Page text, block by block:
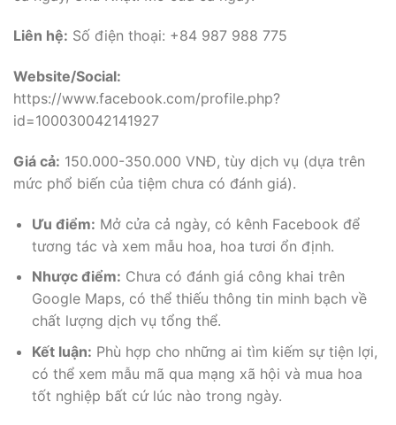
Liên hệ: Số điện thoại: +84 987 988 775
Website/Social:
https://www.facebook.com/profile.php?
id=100030042141927
Giá cả: 150.000-350.000 VNĐ, tùy dịch vụ (dựa trên
mức phổ biến của tiệm chưa có đánh giá).
Ưu điểm: Mở cửa cả ngày, có kênh Facebook để
tương tác và xem mẫu hoa, hoa tươi ổn định.
Nhược điểm: Chưa có đánh giá công khai trên
Google Maps, có thể thiếu thông tin minh bạch về
chất lượng dịch vụ tổng thể.
Kết luận: Phù hợp cho những ai tìm kiếm sự tiện lợi,
có thể xem mẫu mã qua mạng xã hội và mua hoa
tốt nghiệp bất cứ lúc nào trong ngày.